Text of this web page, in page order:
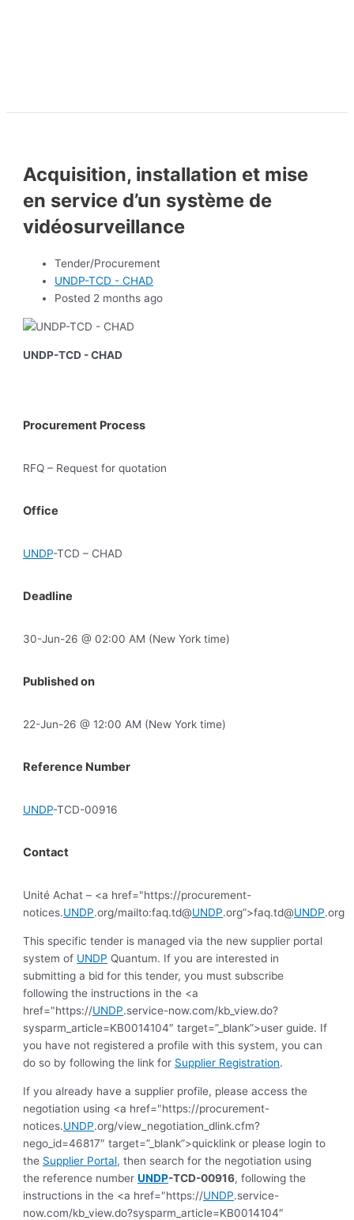
Acquisition, installation et mise
en service d’un système de
vidéosurveillance
Tender/Procurement
UNDP-TCD - CHAD
Posted 2 months ago
UNDP-TCD - CHAD
Procurement Process
RFQ – Request for quotation
Office
UNDP-TCD – CHAD
Deadline
30-Jun-26 @ 02:00 AM (New York time)
Published on
22-Jun-26 @ 12:00 AM (New York time)
Reference Number
UNDP-TCD-00916
Contact
Unité Achat – <a href="https://procurement-
notices.UNDP.org/mailto:faq.td@UNDP.org”>faq.td@UNDP.org
This specific tender is managed via the new supplier portal
system of UNDP Quantum. If you are interested in
submitting a bid for this tender, you must subscribe
following the instructions in the <a
href="https://UNDP.service-now.com/kb_view.do?
sysparm_article=KB0014104″ target=”_blank”>user guide. If
you have not registered a profile with this system, you can
do so by following the link for Supplier Registration.
If you already have a supplier profile, please access the
negotiation using <a href="https://procurement-
notices.UNDP.org/view_negotiation_dlink.cfm?
nego_id=46817″ target=”_blank”>quicklink or please login to
the Supplier Portal, then search for the negotiation using
the reference numberUNDP-TCD-00916, following the
instructions in the <a href="https://UNDP.service-
now.com/kb_view.do?sysparm_article=KB0014104″